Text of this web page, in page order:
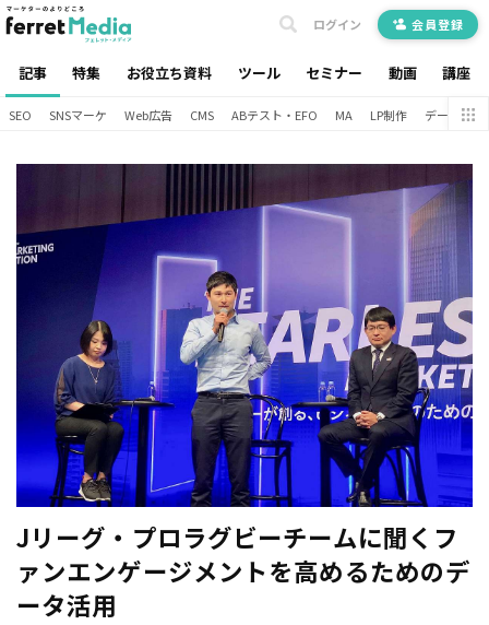
記事 特集 お役立ち資料 ツール セミナー 動画 講座
ログイン 会員登録
SEO SNSマーケ Web広告 CMS ABテスト・EFO MA LP制作 データ分析
Jリーグ・プロラグビーチームに聞くフ
ァンエンゲージメントを高めるためのデ
ータ活用